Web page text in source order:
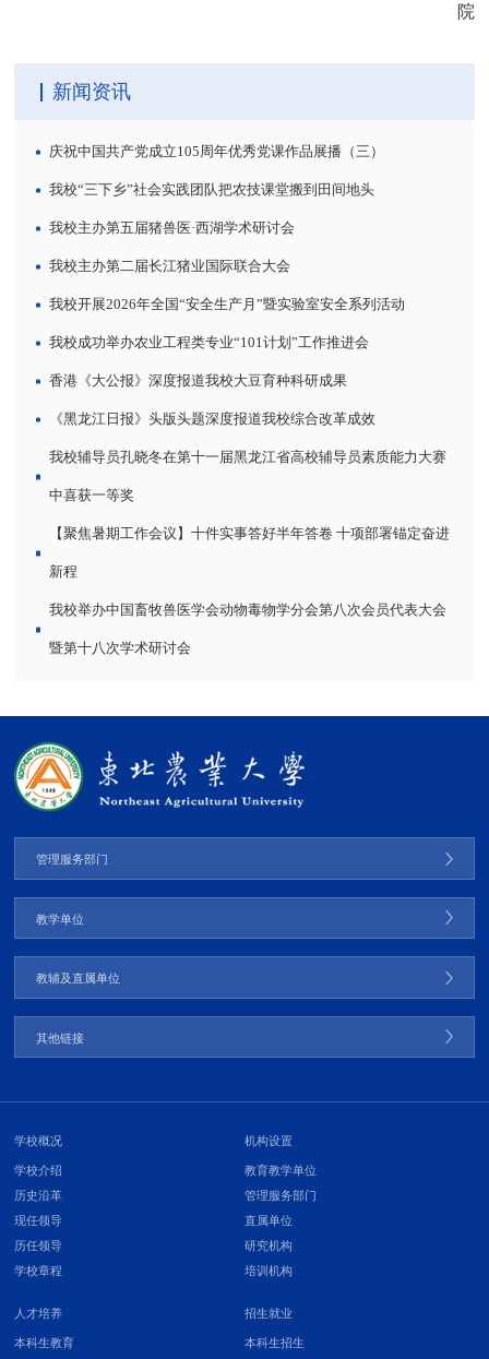
院
新闻资讯
庆祝中国共产党成立105周年优秀党课作品展播（三）
我校“三下乡”社会实践团队把农技课堂搬到田间地头
我校主办第五届猪兽医·西湖学术研讨会
我校主办第二届长江猪业国际联合大会
我校开展2026年全国“安全生产月”暨实验室安全系列活动
我校成功举办农业工程类专业“101计划”工作推进会
香港《大公报》深度报道我校大豆育种科研成果
《黑龙江日报》头版头题深度报道我校综合改革成效
我校辅导员孔晓冬在第十一届黑龙江省高校辅导员素质能力大赛
中喜获一等奖
【聚焦暑期工作会议】十件实事答好半年答卷 十项部署锚定奋进
新程
我校举办中国畜牧兽医学会动物毒物学分会第八次会员代表大会
暨第十八次学术研讨会
管理服务部门
教学单位
教辅及直属单位
其他链接
学校概况
学校介绍
历史沿革
现任领导
历任领导
学校章程
机构设置
教育教学单位
管理服务部门
直属单位
研究机构
培训机构
人才培养
本科生教育
招生就业
本科生招生